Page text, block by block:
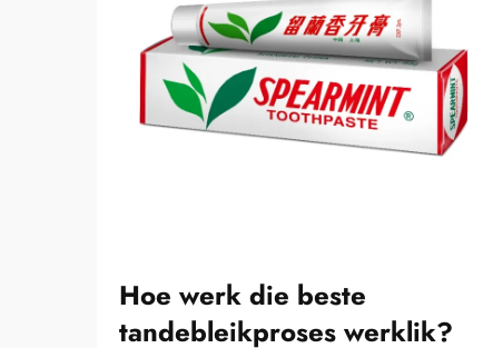
Hoe werk die beste
tandebleikproses werklik?